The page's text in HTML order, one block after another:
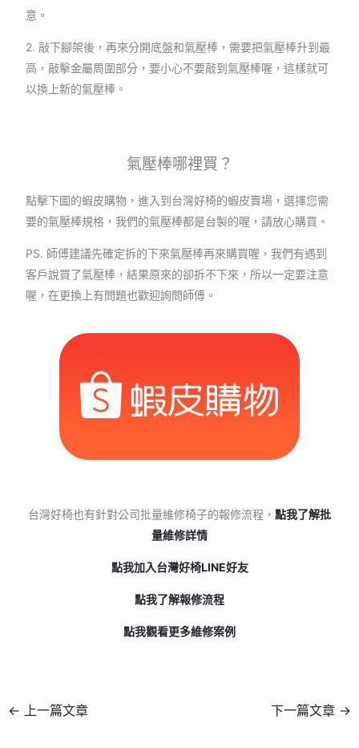
意。
2. 敲下腳架後，再來分開底盤和氣壓棒，需要把氣壓棒升到最
高，敲擊金屬周圍部分，要小心不要敲到氣壓棒喔，這樣就可
以換上新的氣壓棒。
氣壓棒哪裡買？
點擊下圖的蝦皮購物，進入到台灣好椅的蝦皮賣場，選擇您需
要的氣壓棒規格，我們的氣壓棒都是台製的喔，請放心購買。
PS. 師傅建議先確定拆的下來氣壓棒再來購買喔，我們有遇到
客戶說買了氣壓棒，結果原來的卻拆不下來，所以一定要注意
喔，在更換上有問題也歡迎詢問師傅。
台灣好椅也有針對公司批量維修椅子的報修流程， 點我了解批
量維修詳情
點我加入台灣好椅LINE好友
點我了解報修流程
點我觀看更多維修案例
← 上一篇文章 下一篇文章 →